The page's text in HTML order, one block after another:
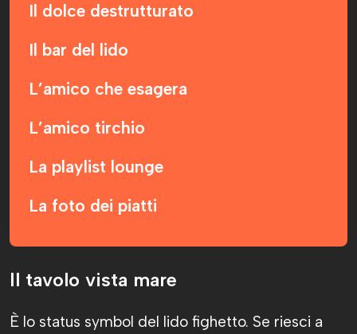
Il dolce destrutturato
Il bar del lido
L’amico che esagera
L’amico tirchio
La playlist lounge
La foto dei piatti
Il pranzo clandestino sotto l’ombrellone
Il grattacheccaro fuori dal lido
L’aperitivo
Il tavolo vista mare
È lo status symbol del lido fighetto. Se riesci a